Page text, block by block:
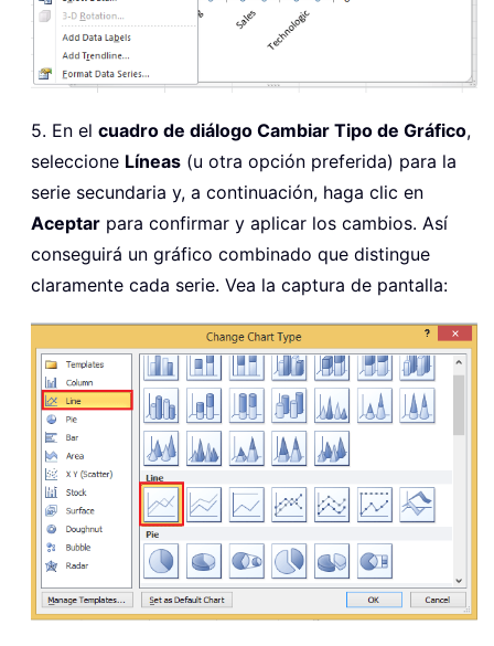
5. En el cuadro de diálogo Cambiar Tipo de Gráfico,
seleccione Líneas (u otra opción preferida) para la
serie secundaria y, a continuación, haga clic en
Aceptar para confirmar y aplicar los cambios. Así
conseguirá un gráfico combinado que distingue
claramente cada serie. Vea la captura de pantalla: